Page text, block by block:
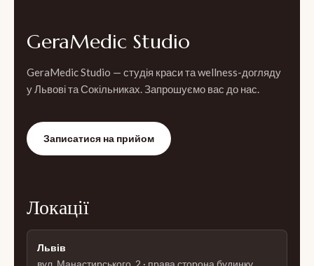
GeraMedic Studio
GeraMedic Studio — студія краси та wellness-догляду
у Львові та Сокільниках. Запрошуємо вас до нас.
Записатися на прийом
Локації
Львів
вул. Манастирського, 2 · права сторона будинку,